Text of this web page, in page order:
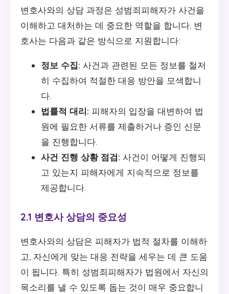
변호사와의 상담 과정은 성범죄피해자가 사건을
이해하고 대처하는 데 중요한 역할을 합니다. 변
호사는 다음과 같은 방식으로 지원합니다:
정보 수집: 사건과 관련된 모든 정보를 철저
히 수집하여 적절한 대응 방안을 모색합니
다.
법률적 대리: 피해자의 입장을 대변하여 법
원에 필요한 서류를 제출하거나 증인 신문
을 진행합니다.
사건 진행 상황 점검: 사건이 어떻게 진행되
고 있는지 피해자에게 지속적으로 정보를
제공합니다.
2.1 변호사 상담의 중요성
변호사와의 상담은 피해자가 법적 절차를 이해하
고, 자신에게 맞는 대응 전략을 세우는 데 큰 도움
이 됩니다. 특히 성범죄피해자가 법원에서 자신의
목소리를 낼 수 있도록 돕는 것이 매우 중요합니